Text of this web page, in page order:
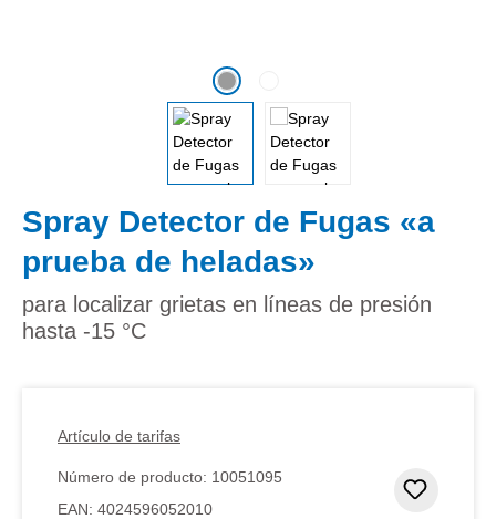
Spray Detector de Fugas «a
prueba de heladas»
para localizar grietas en líneas de presión
hasta -15 °C
Artículo de tarifas
Número de producto: 10051095
EAN: 4024596052010